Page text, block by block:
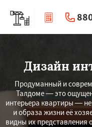
|
Дизайн
Продуманный и
Талдоме — это
интерьера квартиры —
и образа жизни её
видны их представления